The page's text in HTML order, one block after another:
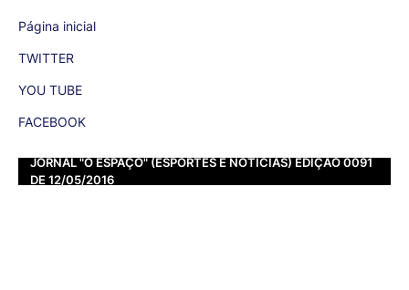
Página inicial
TWITTER
YOU TUBE
FACEBOOK
JORNAL "O ESPAÇO" (ESPORTES E NOTÍCIAS) EDIÇÃO 0091
DE 12/05/2016